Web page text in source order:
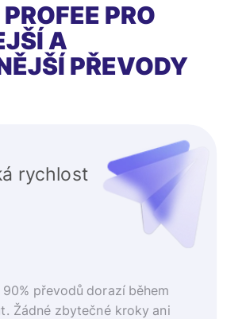
PRO
A
PŘEVODY
rychlost
90% převodů dorazí během
Žádné zbytečné kroky ani